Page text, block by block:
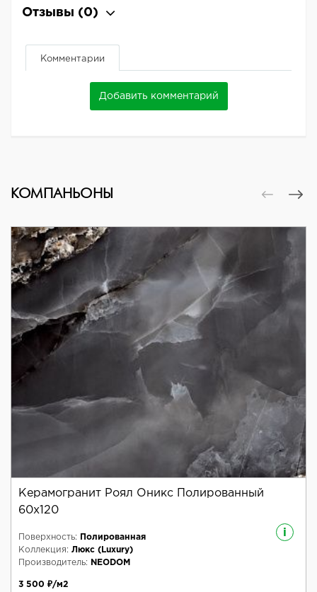
Отзывы (0)
Комментарии
Добавить комментарий
КОМПАНЬОНЫ
Керамогранит Роял Оникс Полированный
60x120
i
Поверхность:
Полированная
Коллекция: Люкс (Luxury)
Производитель:
NEODOM
3 500 ₽/м2